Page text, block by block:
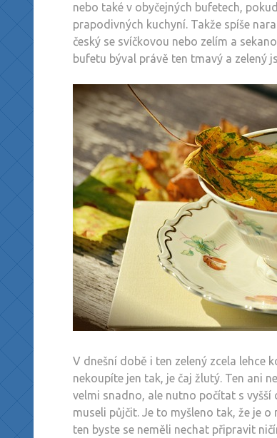
nebo také v obyčejných bufetech,
prapodivných kuchyní. Takže spíše
český se svíčkovou nebo zelím a
bufetu býval právě ten tmavý a zelený
V dnešní době i ten zelený zcela lehce
nekoupíte jen tak, je čaj žlutý. Ten ani
velmi snadno, ale nutno počítat s vyšší
museli půjčit. Je to myšleno tak, že je
ten byste se neměli nechat připravit